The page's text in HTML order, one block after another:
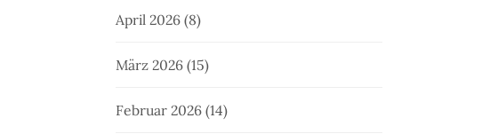
April 2026 (8)
März 2026 (15)
Februar 2026 (14)